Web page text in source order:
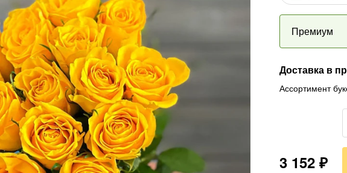
Премиум
Доставка в
Ассортимент
3 152 ₽